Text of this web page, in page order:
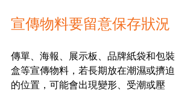
宣傳物料要留意保存狀況
傳單、海報、展示板、品牌紙袋和包裝
盒等宣傳物料，若長期放在潮濕或擠迫
的位置，可能會出現變形、受潮或壓